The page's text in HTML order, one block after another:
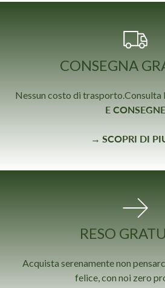
CONSEGNA
Nessun costo di trasporto. Consulta
E CONSEGNE
→ SCOPRI DI
RESO
Acquista serenamente non
felice, con noi zero